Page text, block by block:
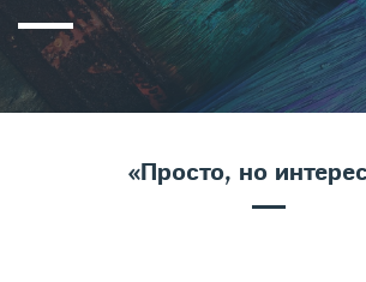
«Просто, но